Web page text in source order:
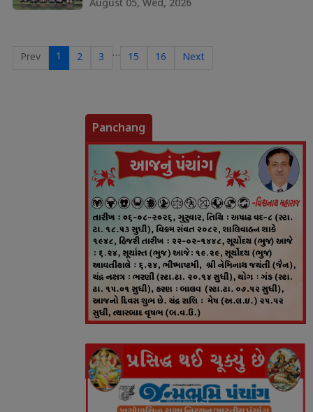
Prev 1 2 3 … 15 16 Next
Panchang